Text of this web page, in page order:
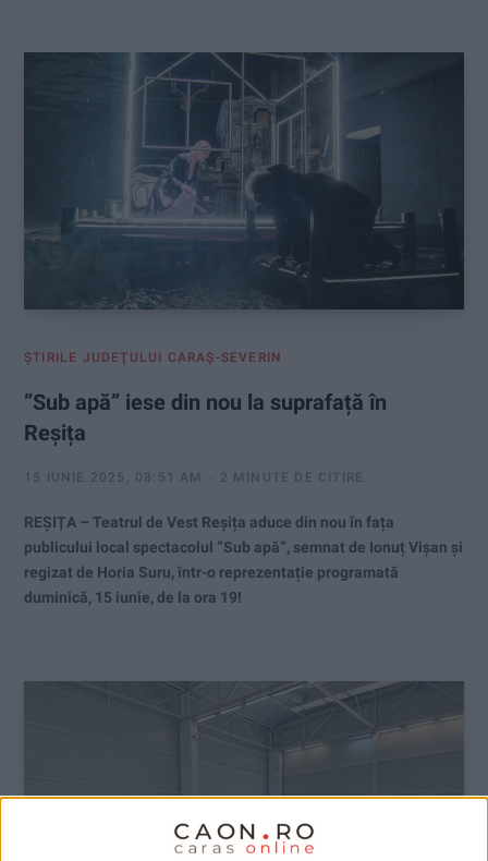
ŞTIRILE JUDEŢULUI CARAŞ-SEVERIN
”Sub apă” iese din nou la suprafață în
Reșița
15 IUNIE 2025, 08:51 AM 2 MINUTE DE CITIRE
REȘIȚA – Teatrul de Vest Reșița aduce din nou în fața
publicului local spectacolul ”Sub apă”, semnat de Ionuț Vișan și
regizat de Horia Suru, într-o reprezentație programată
duminică, 15 iunie, de la ora 19!